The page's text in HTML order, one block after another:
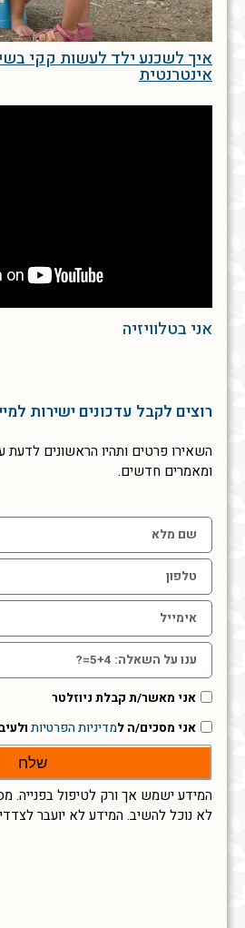
איך לשכנע ילד לעשות קקי
אינטרנטית
אני בטלוויזיה
רוצים לקבל עדכונים ישירות
השאירו פרטים ותהיו הראשונים לדעת
ומאמרים חדשים.
אני מאשר/ת קבלת ניוזלטר
אני מסכים/ה למדיניות הפרטיות
שלח
המידע ישמש אך ורק לטיפול בפנייה.
לא נוכל להשיב. המידע לא יועבר